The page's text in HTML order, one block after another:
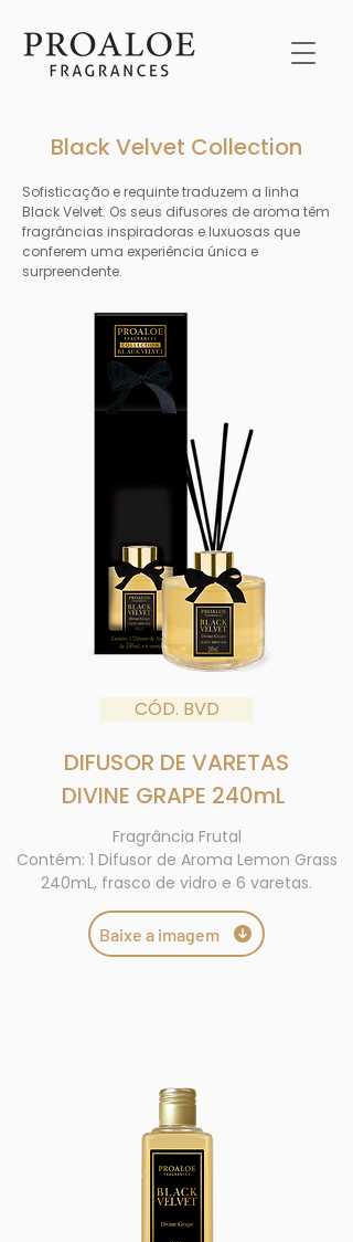
Black Velvet Collection
Sofisticação e requinte traduzem a linha
Black Velvet. Os seus difusores de aroma têm
fragrâncias inspiradoras e luxuosas que
conferem uma experiência única e
surpreendente.
CÓD. BVD
DIFUSOR DE VARETAS
DIVINE GRAPE 240mL
Fragrância Frutal
Contém: 1 Difusor de Aroma Lemon Grass
240mL, frasco de vidro e 6 varetas.
Baixe a imagem